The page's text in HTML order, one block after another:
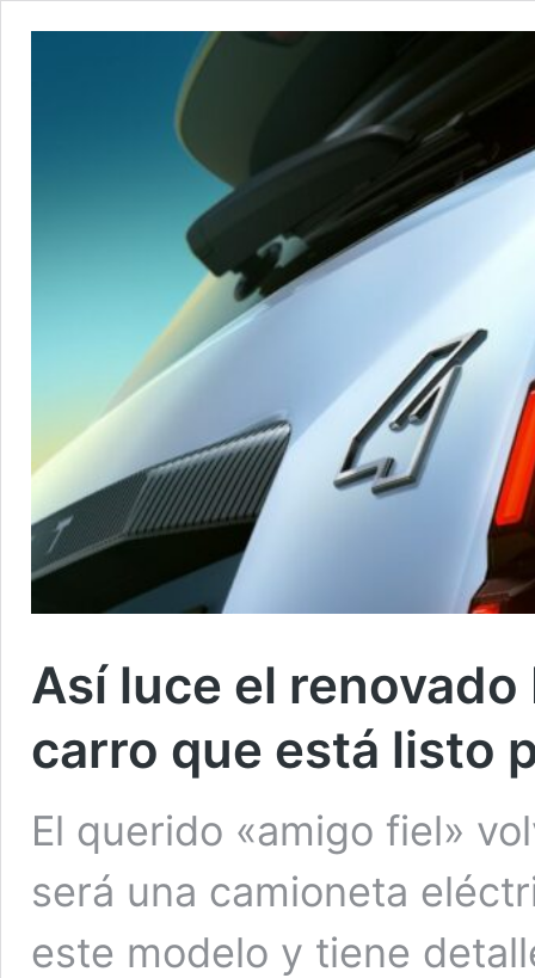
Así luce el
carro que está listo
El querido «amigo fiel»
será una camioneta
este modelo y tiene